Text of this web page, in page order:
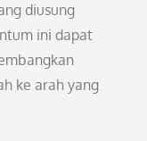
diusung
ini dapat
ke arah yang